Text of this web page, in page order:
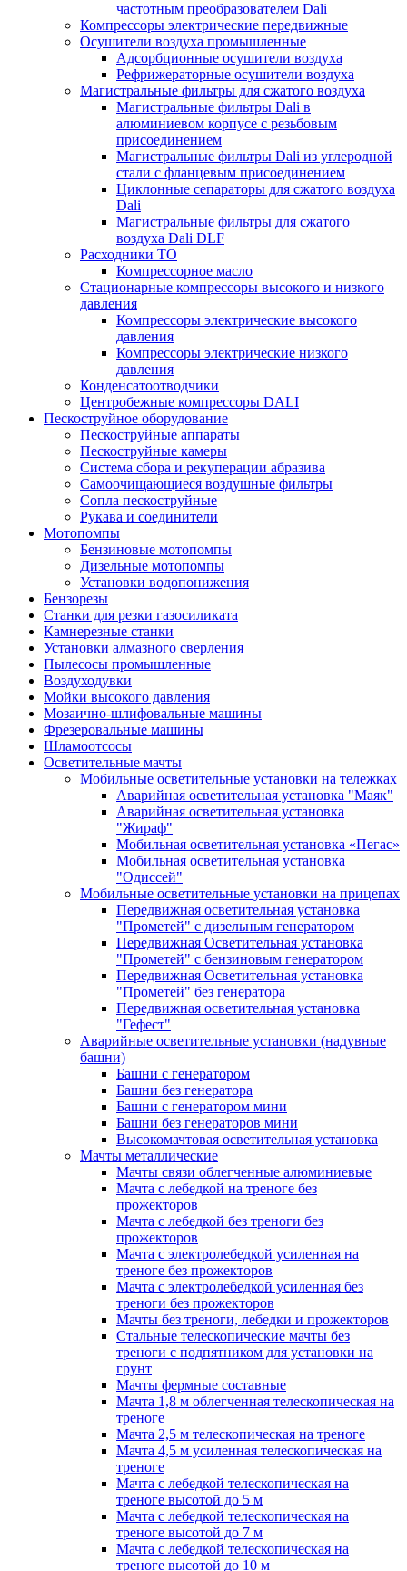
частотным преобразователем Dali
Компрессоры электрические передвижные
Осушители воздуха промышленные
Адсорбционные осушители воздуха
Рефрижераторные осушители воздуха
Магистральные фильтры для сжатого воздуха
Магистральные фильтры Dali в
алюминиевом корпусе с резьбовым
присоединением
Магистральные фильтры Dali из углеродной
стали с фланцевым присоединением
Циклонные сепараторы для сжатого воздуха
Dali
Магистральные фильтры для сжатого
воздуха Dali DLF
Расходники ТО
Компрессорное масло
Стационарные компрессоры высокого и низкого
давления
Компрессоры электрические высокого
давления
Компрессоры электрические низкого
давления
Конденсатоотводчики
Центробежные компрессоры DALI
Пескоструйное оборудование
Пескоструйные аппараты
Пескоструйные камеры
Система сбора и рекуперации абразива
Самоочищающиеся воздушные фильтры
Сопла пескоструйные
Рукава и соединители
Мотопомпы
Бензиновые мотопомпы
Дизельные мотопомпы
Установки водопонижения
Бензорезы
Станки для резки газосиликата
Камнерезные станки
Установки алмазного сверления
Пылесосы промышленные
Воздуходувки
Мойки высокого давления
Мозаично-шлифовальные машины
Фрезеровальные машины
Шламоотсосы
Осветительные мачты
Мобильные осветительные установки на тележках
Аварийная осветительная установка "Маяк"
Аварийная осветительная установка
"Жираф"
Мобильная осветительная установка «Пегас»
Мобильная осветительная установка
"Одиссей"
Мобильные осветительные установки на прицепах
Передвижная осветительная установка
"Прометей" с дизельным генератором
Передвижная Осветительная установка
"Прометей" с бензиновым генератором
Передвижная Осветительная установка
"Прометей" без генератора
Передвижная осветительная установка
"Гефест"
Аварийные осветительные установки (надувные
башни)
Башни с генератором
Башни без генератора
Башни с генератором мини
Башни без генераторов мини
Высокомачтовая осветительная установка
Мачты металлические
Мачты связи облегченные алюминиевые
Мачта с лебедкой на треноге без
прожекторов
Мачта с лебедкой без треноги без
прожекторов
Мачта с электролебедкой усиленная на
треноге без прожекторов
Мачта с электролебедкой усиленная без
треноги без прожекторов
Мачты без треноги, лебедки и прожекторов
Стальные телескопические мачты без
треноги с подпятником для установки на
грунт
Мачты фермные составные
Мачта 1,8 м облегченная телескопическая на
треноге
Мачта 2,5 м телескопическая на треноге
Мачта 4,5 м усиленная телескопическая на
треноге
Мачта с лебедкой телескопическая на
треноге высотой до 5 м
Мачта с лебедкой телескопическая на
треноге высотой до 7 м
Мачта с лебедкой телескопическая на
треноге высотой до 10 м